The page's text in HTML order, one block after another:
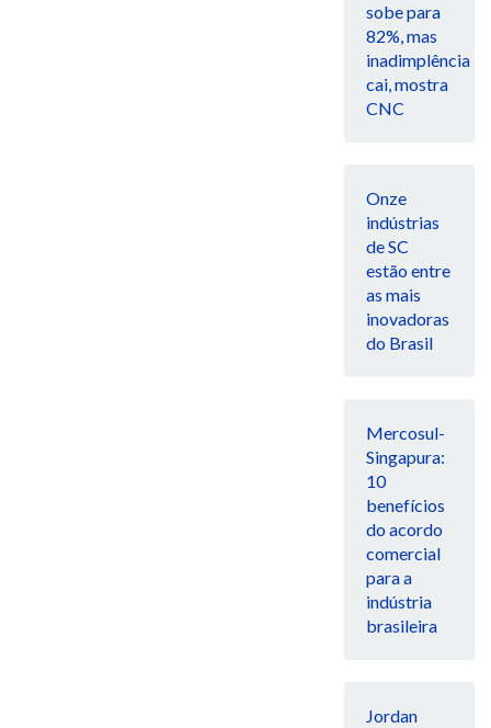
sobe para
82%, mas
inadimplência
cai, mostra
CNC
Onze
indústrias
de SC
estão entre
as mais
inovadoras
do Brasil
Mercosul-
Singapura:
10
benefícios
do acordo
comercial
para a
indústria
brasileira
Jordan